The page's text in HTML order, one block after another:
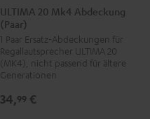
20
Mk4
Abdeckung
(Paar)
Schwarz
20
Abdeckung
(Paar)
Weiß
ULTIMA 20 Mk4 Abdeckung
(Paar)
1 Paar Ersatz-Abdeckungen für
Regallautsprecher ULTIMA 20
(MK4), nicht passend für ältere
Generationen
34,99 €